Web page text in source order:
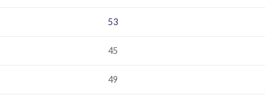
53
45
49